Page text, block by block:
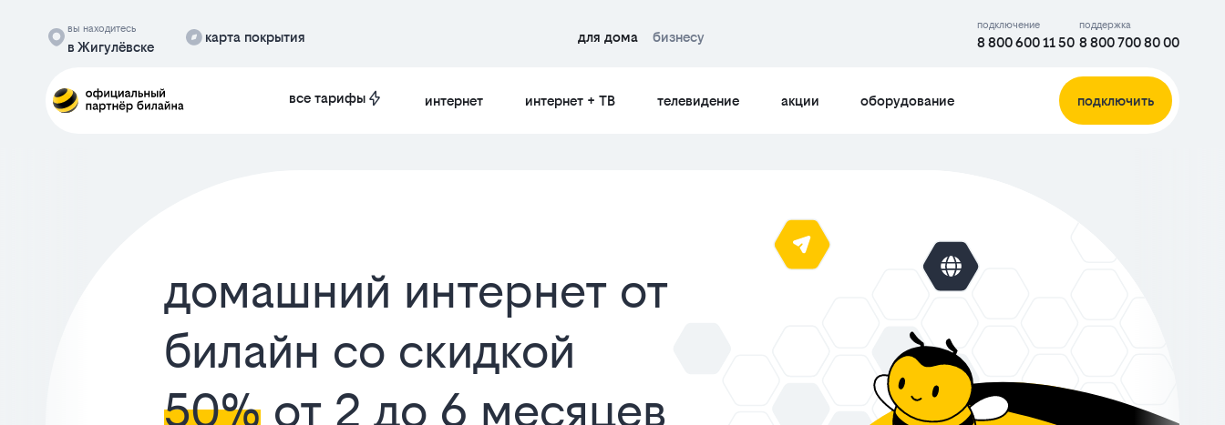
вы находитесь
в Жигулёвске
карта покрытия для дома бизнесу
подключение
8 800 600 11 50
поддержка
8 800 700 80 00
все тарифы интернет интернет + ТВ телевидение акции оборудование подключить
домашний интернет от
билайн со скидкой
50% от 2 до 6 месяцев